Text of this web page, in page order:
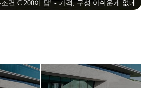
건 C 200이 답! - 가격, 구성 아쉬운게 없네